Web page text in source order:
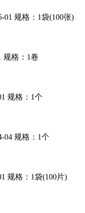
01 规格：1袋(100张)
规格：1卷
规格：1个
04 规格：1个
规格：1袋(100片)